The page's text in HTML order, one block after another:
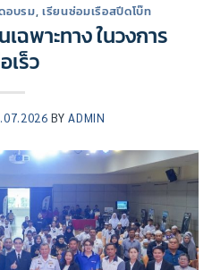
อบรม,เรียนซ่อมเรือสปีดโบ๊ท
ฉพาะทาง ในวงการ
เร็ว
BYADMIN